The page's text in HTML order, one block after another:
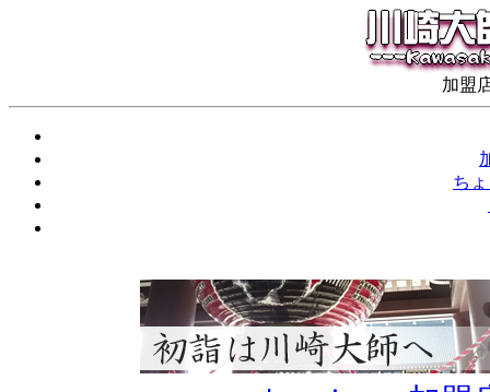
加盟
ち